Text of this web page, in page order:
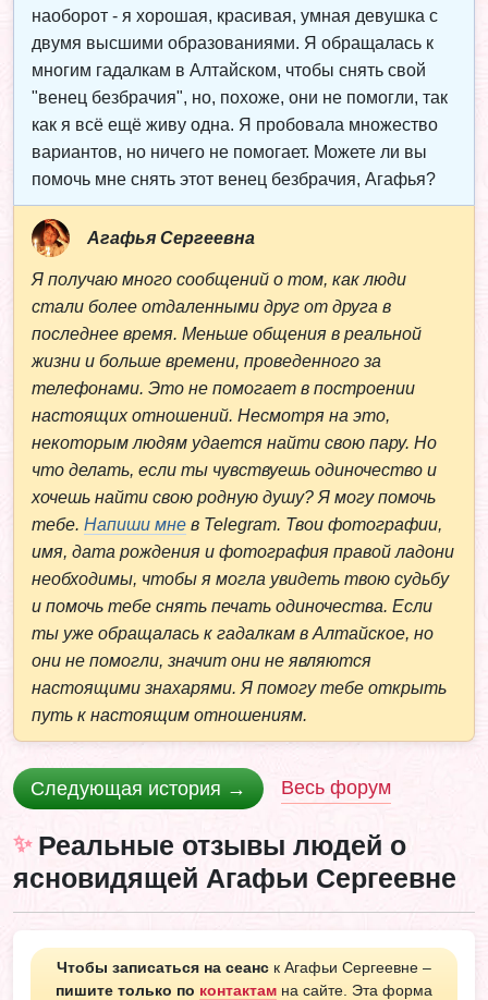
наоборот - я хорошая, красивая, умная девушка с
двумя высшими образованиями. Я обращалась к
многим гадалкам в Алтайском, чтобы снять свой
"венец безбрачия", но, похоже, они не помогли, так
как я всё ещё живу одна. Я пробовала множество
вариантов, но ничего не помогает. Можете ли вы
помочь мне снять этот венец безбрачия, Агафья?
Агафья Сергеевна
Я получаю много сообщений о том, как люди
стали более отдаленными друг от друга в
последнее время. Меньше общения в реальной
жизни и больше времени, проведенного за
телефонами. Это не помогает в построении
настоящих отношений. Несмотря на это,
некоторым людям удается найти свою пару. Но
что делать, если ты чувствуешь одиночество и
хочешь найти свою родную душу? Я могу помочь
тебе. Напиши мне в Telegram. Твои фотографии,
имя, дата рождения и фотография правой ладони
необходимы, чтобы я могла увидеть твою судьбу
и помочь тебе снять печать одиночества. Если
ты уже обращалась к гадалкам в Алтайское, но
они не помогли, значит они не являются
настоящими знахарями. Я помогу тебе открыть
путь к настоящим отношениям.
Следующая история → Весь форум
Реальные отзывы людей о
ясновидящей Агафьи Сергеевне
Чтобы записаться на сеанс к Агафьи Сергеевне –
пишите только по контактам на сайте. Эта форма